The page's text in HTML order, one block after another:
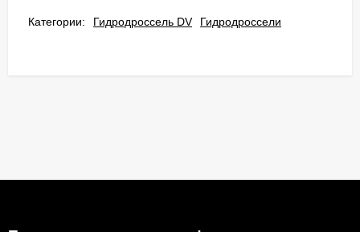
Категории: Гидродроссель DV Гидродроссели